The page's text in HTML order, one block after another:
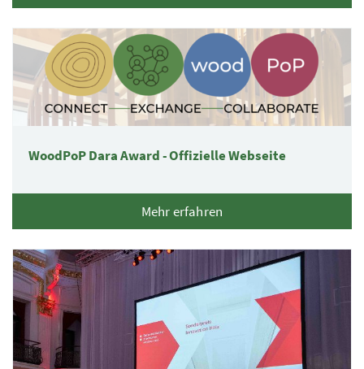
WoodPoP Dara Award - Offizielle Webseite
Mehr erfahren